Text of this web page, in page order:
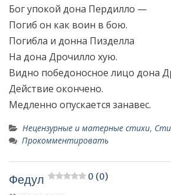
Бог упокой дона Пердилло —
Погиб он как воин в бою.
Погибла и донна Пизделла
На дона Дрочилло хую.
Видно победоносное лицо дона
Действие окончено.
Медленно опускается занавес.
Нецензурные и матерные стихи,
Прокомментировать
Федул 0 (0)